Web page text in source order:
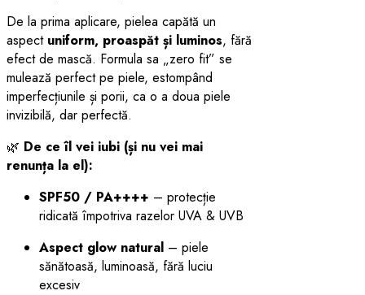
De la prima aplicare, pielea capătă un
aspect uniform, proaspăt și luminos, fără
efect de mască. Formula sa „zero fit” se
mulează perfect pe piele, estompând
imperfecțiunile și porii, ca o a doua piele
invizibilă, dar perfectă.
🌿 De ce îl vei iubi (și nu vei mai
renunța la el):
SPF50 / PA++++ – protecție
ridicată împotriva razelor UVA & UVB
Aspect glow natural – piele
sănătoasă, luminoasă, fără luciu
excesiv